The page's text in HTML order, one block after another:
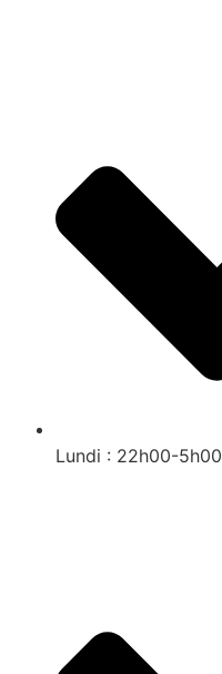
Lundi : 22h00-5h00